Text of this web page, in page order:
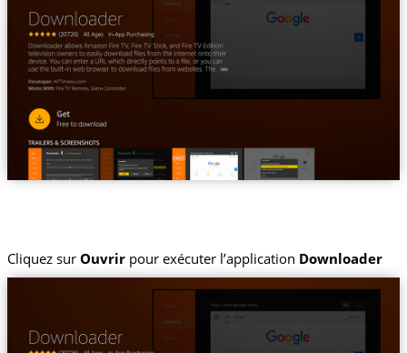
Cliquez sur Ouvrirpour exécuter l’application Downloader